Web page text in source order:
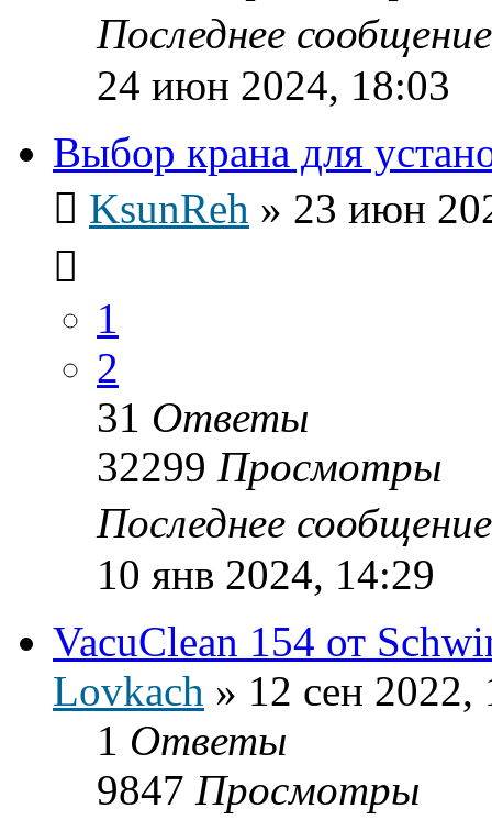
Последнее
24 июн 2024, 18:03
Выбор крана для
KsunReh » 23 июн
1
2
31 Ответы
32299 Просмотры
Последнее
10 янв 2024, 14:29
VacuClean 154 от
Lovkach » 12 сен 2022,
1 Ответы
9847 Просмотры